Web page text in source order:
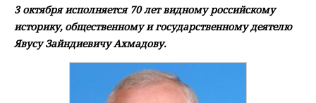
3 октября исполняется 70 лет видному российскому
историку, общественному и государственному деятелю
Явусу Зайндиевичу Ахмадову.